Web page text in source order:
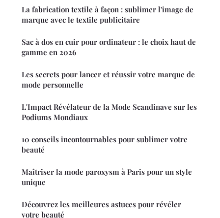
La fabrication textile à façon : sublimer l'image de
marque avec le textile publicitaire
Sac à dos en cuir pour ordinateur : le choix haut de
gamme en 2026
Les secrets pour lancer et réussir votre marque de
mode personnelle
L'Impact Révélateur de la Mode Scandinave sur les
Podiums Mondiaux
10 conseils incontournables pour sublimer votre
beauté
Maîtriser la mode paroxysm à Paris pour un style
unique
Découvrez les meilleures astuces pour révéler
votre beauté